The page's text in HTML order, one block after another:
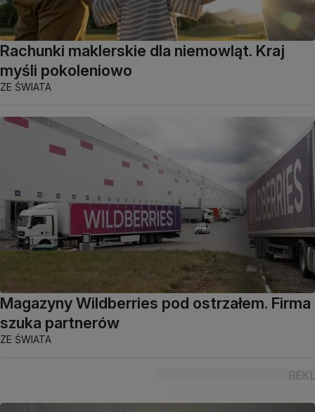
Rachunki maklerskie dla niemowląt. Kraj
myśli pokoleniowo
ZE ŚWIATA
Magazyny Wildberries pod ostrzałem. Firma
szuka partnerów
ZE ŚWIATA